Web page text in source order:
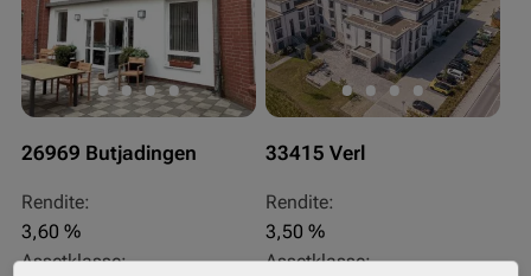
26969 Butjadingen
Rendite:
3,60 %
Assetklasse:
33415 Verl
Rendite:
3,50 %
Assetklasse: